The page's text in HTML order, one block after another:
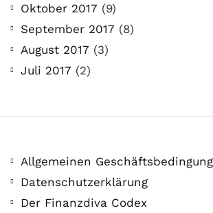
Oktober 2017 (9)
September 2017 (8)
August 2017 (3)
Juli 2017 (2)
Allgemeinen
Datenschutzerklärung
Der Finanzdiva Codex